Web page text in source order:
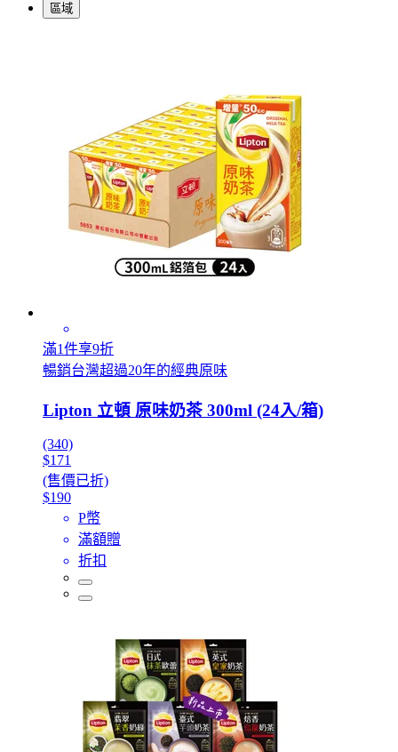
區域
滿1件享9折
暢銷台灣超過20年的經典原味
Lipton 立頓 原味奶茶 300ml (24入/箱)
(340)
$171
(售價已折)
$190
P幣
滿額贈
折扣